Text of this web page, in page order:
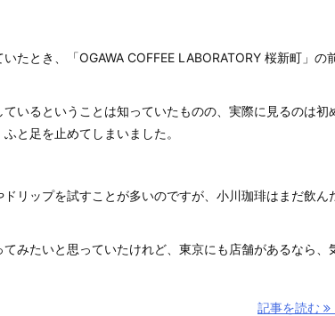
たとき、「OGAWA COFFEE LABORATORY 桜新町」の
いるということは知っていたものの、実際に見るのは初
と足を止めてしまいました。
リップを試すことが多いのですが、小川珈琲はまだ飲ん
みたいと思っていたけれど、東京にも店舗があるなら、
記事を読む